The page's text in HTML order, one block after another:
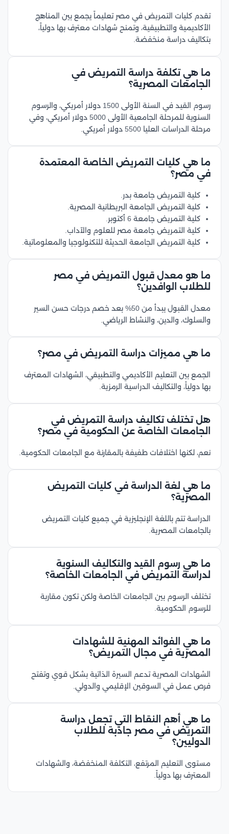
تقدم كليات التمريض في مصر تعليماً يجمع بين المناهج
الأكاديمية والتطبيقية، وتمنح شهادات معترف بها دولياً،
بتكاليف دراسة منخفضة.
ما هي تكلفة دراسة التمريض في
الجامعات المصرية؟
رسوم القيد في السنة الأولى 1500 دولار أمريكي، والرسوم
السنوية للمرحلة الجامعية الأولى 5000 دولار أمريكي، وفي
مرحلة الدراسات العليا 5500 دولار أمريكي.
ما هي كليات التمريض الخاصة المعتمدة
في مصر؟
كلية التمريض جامعة بدر.
كلية التمريض الجامعة البريطانية المصرية.
كلية التمريض جامعة 6 أكتوبر.
كلية التمريض جامعة مصر للعلوم والآداب.
كلية التمريض الجامعة الحديثة للتكنولوجيا والمعلوماتية.
ما هو معدل قبول التمريض في مصر
للطلاب الوافدين؟
معدل القبول يبدأ من 50% بعد خصم درجات حسن السير
والسلوك، والدين، والنشاط الرياضي.
ما هي مميزات دراسة التمريض في مصر؟
الجمع بين التعليم الأكاديمي والتطبيقي، الشهادات المعترف
بها دولياً، والتكاليف الدراسية الرمزية.
هل تختلف تكاليف دراسة التمريض في
الجامعات الخاصة عن الحكومية في مصر؟
نعم، لكنها اختلافات طفيفة بالمقارنة مع الجامعات الحكومية.
ما هي لغة الدراسة في كليات التمريض
المصرية؟
الدراسة تتم باللغة الإنجليزية في جميع كليات التمريض
بالجامعات المصرية.
ما هي رسوم القيد والتكاليف السنوية
لدراسة التمريض في الجامعات الخاصة؟
تختلف الرسوم بين الجامعات الخاصة ولكن تكون مقاربة
للرسوم الحكومية.
ما هي الفوائد المهنية للشهادات
المصرية في مجال التمريض؟
الشهادات المصرية تدعم السيرة الذاتية بشكل قوي وتفتح
فرص عمل في السوقين الإقليمي والدولي.
ما هي أهم النقاط التي تجعل دراسة
التمريض في مصر جاذبة للطلاب
الدوليين؟
مستوى التعليم المرتفع، التكلفة المنخفضة، والشهادات
المعترف بها دولياً.